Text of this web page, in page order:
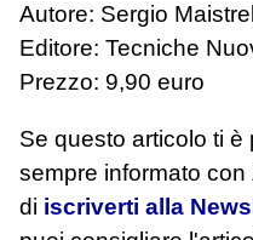
Autore: Sergio
Editore: Tecniche
Prezzo: 9,90 euro
Se questo articolo ti
sempre informato con
di iscriverti alla